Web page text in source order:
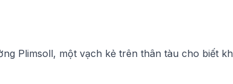
Plimsoll, một vạch kẻ trên thân tàu cho biết